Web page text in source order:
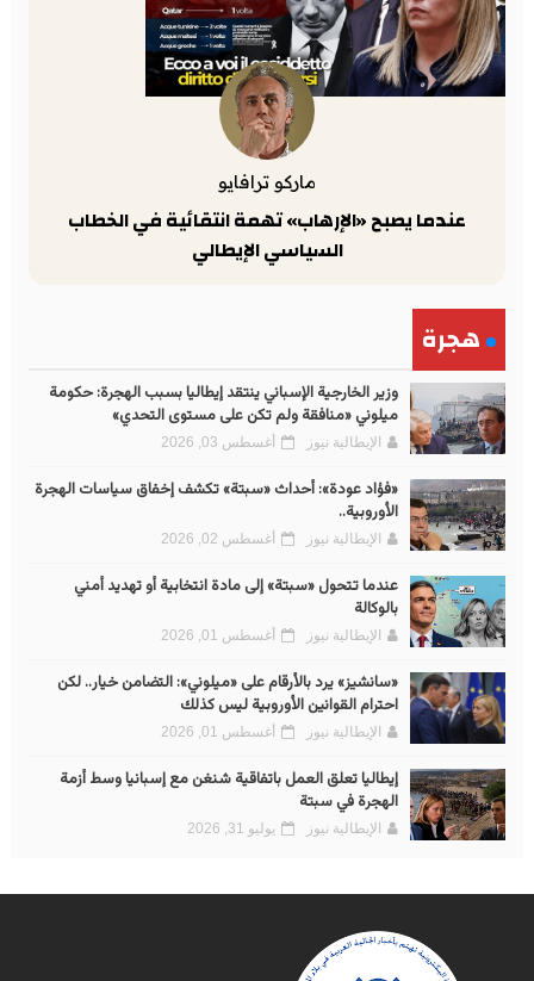
ماركو ترافايو
عندما يصبح «الإرهاب» تهمة انتقائية في الخطاب
السياسي الإيطالي
هجرة
وزير الخارجية الإسباني ينتقد إيطاليا بسبب الهجرة: حكومة
ميلوني «منافقة ولم تكن على مستوى التحدي»
الإيطالية نيوز أغسطس 03, 2026
«فؤاد عودة»: أحداث «سبتة» تكشف إخفاق سياسات الهجرة
الأوروبية..
الإيطالية نيوز أغسطس 02, 2026
عندما تتحول «سبتة» إلى مادة انتخابية أو تهديد أمني
بالوكالة
الإيطالية نيوز أغسطس 01, 2026
«سانشيز» يرد بالأرقام على «ميلوني»: التضامن خيار.. لكن
احترام القوانين الأوروبية ليس كذلك
الإيطالية نيوز أغسطس 01, 2026
إيطاليا تعلق العمل باتفاقية شنغن مع إسبانيا وسط أزمة
الهجرة في سبتة
الإيطالية نيوز يوليو 31, 2026